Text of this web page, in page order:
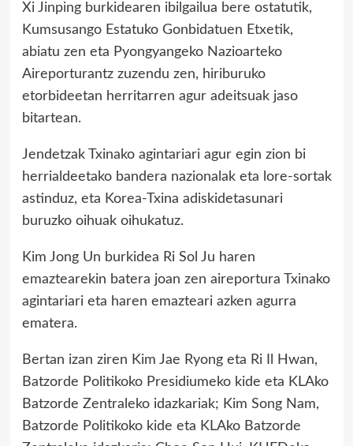
Xi Jinping burkidearen ibilgailua bere ostatutik,
Kumsusango Estatuko Gonbidatuen Etxetik,
abiatu zen eta Pyongyangeko Nazioarteko
Aireporturantz zuzendu zen, hiriburuko
etorbideetan herritarren agur adeitsuak jaso
bitartean.
Jendetzak Txinako agintariari agur egin zion bi
herrialdeetako bandera nazionalak eta lore-sortak
astinduz, eta Korea-Txina adiskidetasunari
buruzko oihuak oihukatuz.
Kim Jong Un burkidea Ri Sol Ju haren
emaztearekin batera joan zen aireportura Txinako
agintariari eta haren emazteari azken agurra
ematera.
Bertan izan ziren Kim Jae Ryong eta Ri Il Hwan,
Batzorde Politikoko Presidiumeko kide eta KLAko
Batzorde Zentraleko idazkariak; Kim Song Nam,
Batzorde Politikoko kide eta KLAko Batzorde